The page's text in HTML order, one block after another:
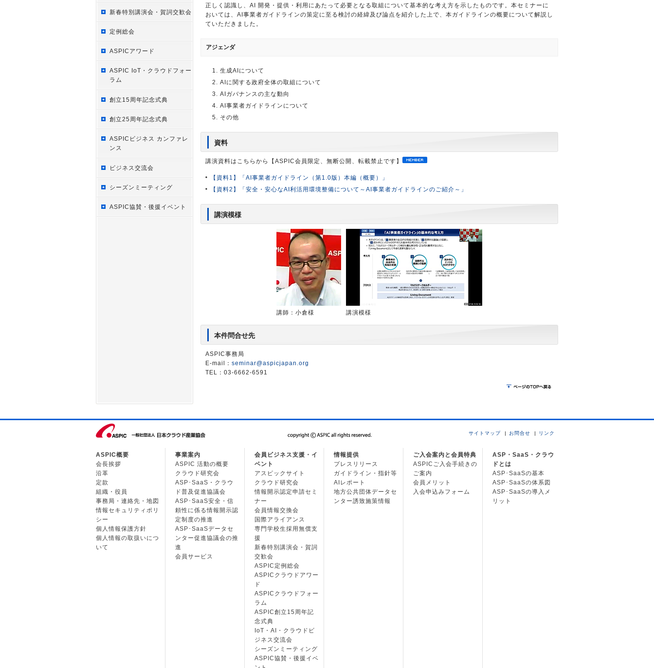
新春特別講演会・賀詞交歓会
定例総会
ASPICアワード
ASPIC IoT・クラウドフォー
ラム
創立15周年記念式典
創立25周年記念式典
ASPICビジネス カンファレ
ンス
ビジネス交流会
シーズンミーティング
ASPIC協賛・後援イベント
正しく認識し、AI 開発・提供・利用にあたって必要となる取組について基本的な考え方を示したものです。本セミナーに
おいては、AI事業者ガイドラインの策定に至る検討の経緯及び論点を紹介した上で、本ガイドラインの概要について解説し
ていただきました。
アジェンダ
生成AIについて
AIに関する政府全体の取組について
AIガバナンスの主な動向
AI事業者ガイドラインについて
その他
資料
講演資料はこちらから【ASPIC会員限定、無断公開、転載禁止です】
【資料1】「AI事業者ガイドライン（第1.0版）本編（概要）」
【資料2】「安全・安心なAI利活用環境整備について～AI事業者ガイドラインのご紹介～」
講演模様
講師：小倉様 講演模様
本件問合せ先
ASPIC事務局
E-mail： seminar@aspicjapan.org
TEL：03-6662-6591
サイトマップ お問合せ リンク
ASPIC概要
会長挨拶
沿革
定款
組織・役員
事務局・連絡先・地図
情報セキュリティポリ
シー
個人情報保護方針
個人情報の取扱いにつ
いて
事業案内
ASPIC 活動の概要
クラウド研究会
ASP･SaaS・クラウ
ド普及促進協議会
ASP･SaaS安全・信
頼性に係る情報開示認
定制度の推進
ASP･SaaSデータセ
ンター促進協議会の推
進
会員サービス
会員ビジネス支援・イ
ベント
アスピックサイト
クラウド研究会
情報開示認定申請セミ
ナー
会員情報交換会
国際アライアンス
専門学校生採用無償支
援
新春特別講演会・賀詞
交歓会
ASPIC定例総会
ASPICクラウドアワー
ド
ASPICクラウドフォー
ラム
ASPIC創立15周年記
念式典
IoT・AI・クラウドビ
ジネス交流会
シーズンミーティング
ASPIC協賛・後援イベ
情報提供
プレスリリース
ガイドライン・指針等
AIレポート
地方公共団体データセ
ンター誘致施策情報
ご入会案内と会員特典
ASPICご入会手続きの
ご案内
会員メリット
入会申込みフォーム
ASP・SaaS・クラウ
ドとは
ASP･SaaSの基本
ASP･SaaSの体系図
ASP･SaaSの導入メ
リット